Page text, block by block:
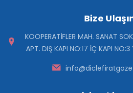
Bize
KOOPERATİFLER MAH. SANAT
APT. DIŞ KAPI NO:17 İÇ KAPI NO:3